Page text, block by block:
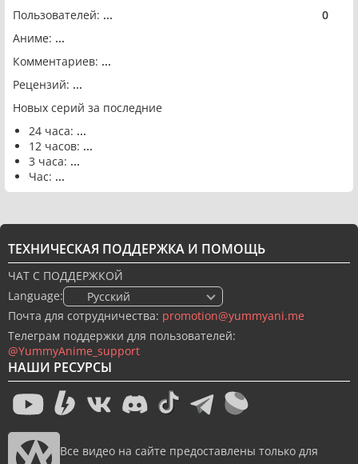
Пользователей: ... 0
Аниме: ...
Комментариев: ...
Рецензий: ...
Новых серий за последние
24 часа: ...
12 часов: ...
3 часа: ...
Час: ...
НАШИ РЕСУРСЫ
Все видео на сайте предоставлены только для
ТЕХНИЧЕСКАЯ ПОДДЕРЖКА И ПОМОЩЬ
ЧАТ С ПОДДЕРЖКОЙ
Language:
🇷🇺 Русский
Почта для сотрудничества: promotion@yummyani.me
Телеграм поддержки для пользователей:
@YummyAnime_support